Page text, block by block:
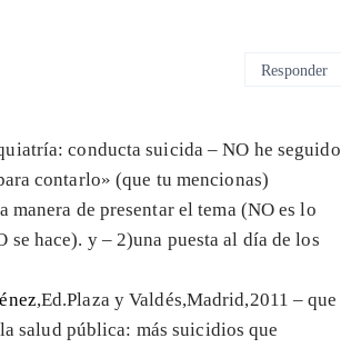
conducta suicida – NO he seguido
contarlo» (que tu mencionas)
de presentar el tema (NO es lo
hace). y – 2)una puesta al día de los
,Ed.Plaza y Valdés,Madrid,2011 – que
salud pública: más suicidios que
Responder